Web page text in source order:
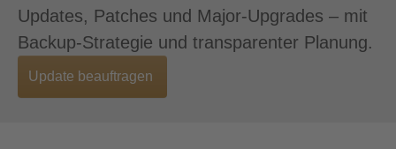
Updates, Patches und Major-Upgrades – mit
Backup-Strategie und transparenter Planung.
Update beauftragen